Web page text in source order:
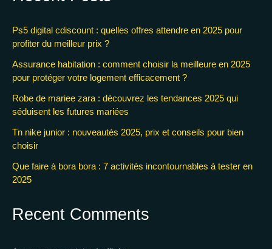
Ps5 digital cdiscount : quelles offres attendre en 2025 pour
profiter du meilleur prix ?
Assurance habitation : comment choisir la meilleure en 2025
pour protéger votre logement efficacement ?
Robe de mariee zara : découvrez les tendances 2025 qui
séduisent les futures mariées
Tn nike junior : nouveautés 2025, prix et conseils pour bien
choisir
Que faire à bora bora : 7 activités incontournables à tester en
2025
Recent Comments